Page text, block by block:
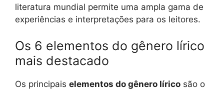
literatura mundial permite uma ampla gama de
experiências e interpretações para os leitores.
Os 6 elementos do gênero lírico
mais destacado
Os principais elementos do gênero lírico são o